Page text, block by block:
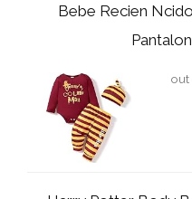
Bebe Recien
out